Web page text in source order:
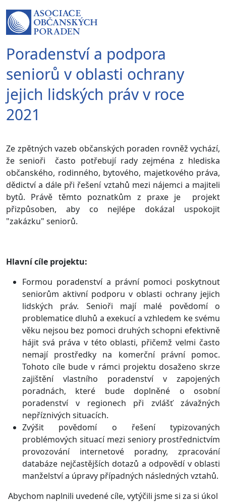
Poradenství a podpora
seniorů v oblasti ochrany
jejich lidských práv v roce
2021
Ze zpětných vazeb občanských poraden rovněž vychází,
že senioři často potřebují rady zejména z hlediska
občanského, rodinného, bytového, majetkového práva,
dědictví a dále při řešení vztahů mezi nájemci a majiteli
bytů. Právě těmto poznatkům z praxe je projekt
přizpůsoben, aby co nejlépe dokázal uspokojit
"zakázku" seniorů.
Hlavní cíle projektu:
Formou poradenství a právní pomoci poskytnout
seniorům aktivní podporu v oblasti ochrany jejich
lidských práv. Senioři mají malé povědomí o
problematice dluhů a exekucí a vzhledem ke svému
věku nejsou bez pomoci druhých schopni efektivně
hájit svá práva v této oblasti, přičemž velmi často
nemají prostředky na komerční právní pomoc.
Tohoto cíle bude v rámci projektu dosaženo skrze
zajištění vlastního poradenství v zapojených
poradnách, které bude doplněné o osobní
poradenství v regionech při zvlášť závažných
nepříznivých situacích.
Zvýšit povědomí o řešení typizovaných
problémových situací mezi seniory prostřednictvím
provozování internetové poradny, zpracování
databáze nejčastějších dotazů a odpovědí v oblasti
manželství a úpravy případných následných vztahů.
Abychom naplnili uvedené cíle, vytýčili jsme si za si úkol